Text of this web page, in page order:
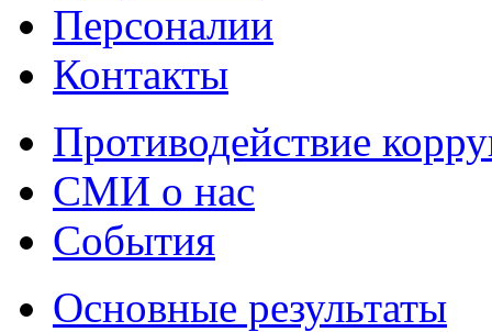
Персоналии
Контакты
Противодействие
СМИ о нас
События
Основные результаты